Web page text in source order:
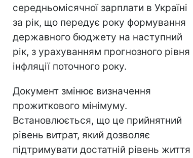
середньомісячної зарплати в Україні
за рік, що передує року формування
державного бюджету на наступний
рік, з урахуванням прогнозного рівня
інфляції поточного року.
Документ змінює визначення
прожиткового мінімуму.
Встановлюється, що це прийнятний
рівень витрат, який дозволяє
підтримувати достатній рівень життя